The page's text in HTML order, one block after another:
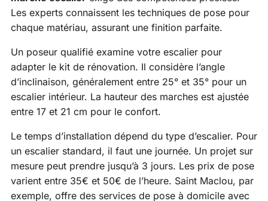
Les experts connaissent les techniques de pose pour
chaque matériau, assurant une finition parfaite.
Un poseur qualifié examine votre escalier pour
adapter le kit de rénovation. Il considère l’angle
d’inclinaison, généralement entre 25° et 35° pour un
escalier intérieur. La hauteur des marches est ajustée
entre 17 et 21 cm pour le confort.
Le temps d’installation dépend du type d’escalier. Pour
un escalier standard, il faut une journée. Un projet sur
mesure peut prendre jusqu’à 3 jours. Les prix de pose
varient entre 35€ et 50€ de l’heure. Saint Maclou, par
exemple, offre des services de pose à domicile avec